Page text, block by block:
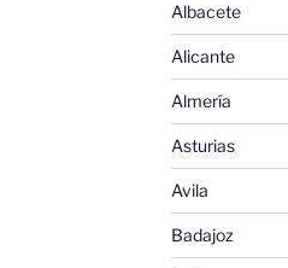
Albacete
Alicante
Almería
Asturias
Avila
Badajoz